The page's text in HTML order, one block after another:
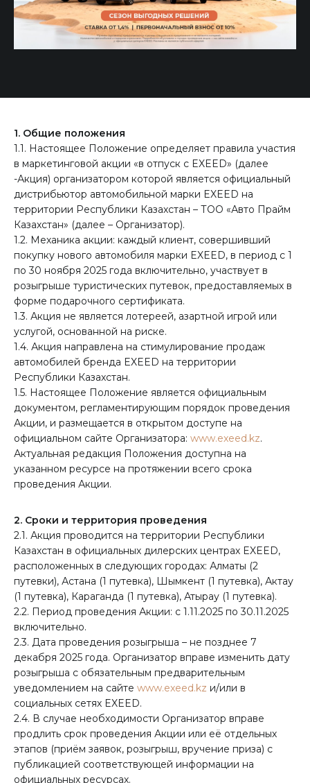
1. Общие положения
1.1. Настоящее Положение определяет правила участия
в маркетинговой акции «в отпуск с EXEED» (далее
-Акция) организатором которой является официальный
дистрибьютор автомобильной марки EXEED на
территории Республики Казахстан – ТОО «Авто Прайм
Казахстан» (далее – Организатор).
1.2. Механика акции: каждый клиент, совершивший
покупку нового автомобиля марки EXEED, в период с 1
по 30 ноября 2025 года включительно, участвует в
розыгрыше туристических путевок, предоставляемых в
форме подарочного сертификата.
1.3. Акция не является лотереей, азартной игрой или
услугой, основанной на риске.
1.4. Акция направлена на стимулирование продаж
автомобилей бренда EXEED на территории
Республики Казахстан.
1.5. Настоящее Положение является официальным
документом, регламентирующим порядок проведения
Акции, и размещается в открытом доступе на
официальном сайте Организатора: www.exeed.kz.
Актуальная редакция Положения доступна на
указанном ресурсе на протяжении всего срока
проведения Акции.
2. Сроки и территория проведения
2.1. Акция проводится на территории Республики
Казахстан в официальных дилерских центрах EXEED,
расположенных в следующих городах: Алматы (2
путевки), Астана (1 путевка), Шымкент (1 путевка), Актау
(1 путевка), Караганда (1 путевка), Атырау (1 путевка).
2.2. Период проведения Акции: с 1.11.2025 по 30.11.2025
включительно.
2.3. Дата проведения розыгрыша – не позднее 7
декабря 2025 года. Организатор вправе изменить дату
розыгрыша с обязательным предварительным
уведомлением на сайте www.exeed.kz и/или в
социальных сетях EXEED.
2.4. В случае необходимости Организатор вправе
продлить срок проведения Акции или её отдельных
этапов (приём заявок, розыгрыш, вручение приза) с
публикацией соответствующей информации на
официальных ресурсах.